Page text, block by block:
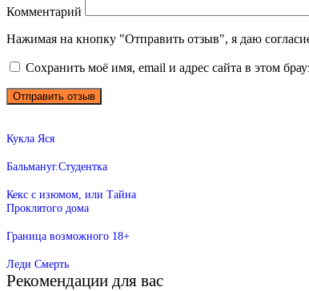
Комментарий
Нажимая на кнопку "Отправить отзыв", я даю
Сохранить моё имя, email и адрес сайта в этом
Кукла Яся
Бальмануг.Студентка
Кекс с изюмом, или Тайна
Проклятого дома
Граница возможного 18+
Леди Смерть
Рекомендации для вас